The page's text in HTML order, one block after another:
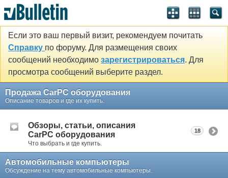
Если это ваш первый визит, рекомендуем почитать
Справку по форуму. Для размещения своих
сообщений необходимо зарегистрироваться. Для
просмотра сообщений выберите раздел.
Продажа CarPC оборудования
Описание товаров и где их купить.
Обзоры, статьи, описания
CarPC оборудования
Что выбрать и где купить.
18
Автомобильные компьютеры
Обсуждение на тему автомобильные компьютеры.